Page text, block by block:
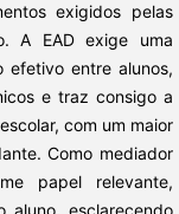
exigidos pelas
A EAD exige uma
efetivo entre alunos,
e traz consigo a
com um maior
Como mediador
papel relevante,
aluno, esclarecendo